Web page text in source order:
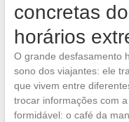
concretas
horários
O grande desfasamento
sono dos viajantes: ele
que vivem entre
trocar informações com
formidável: o café da